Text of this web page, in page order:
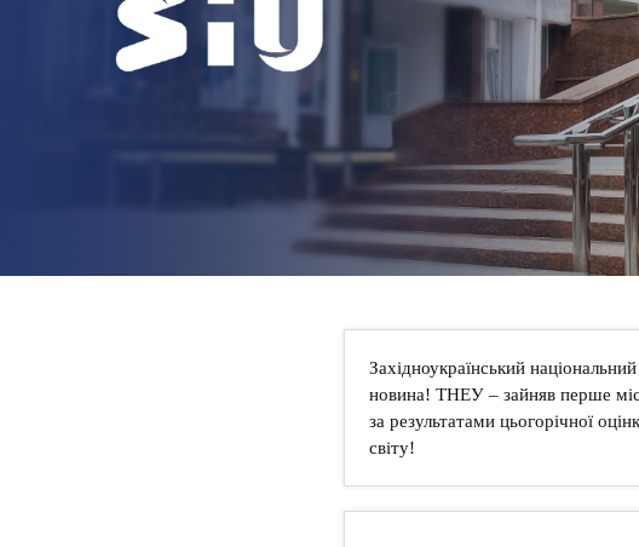
Західноукраїнський
новина! ТНЕУ – зайняв перше
за результатами цьогорічної
світу!